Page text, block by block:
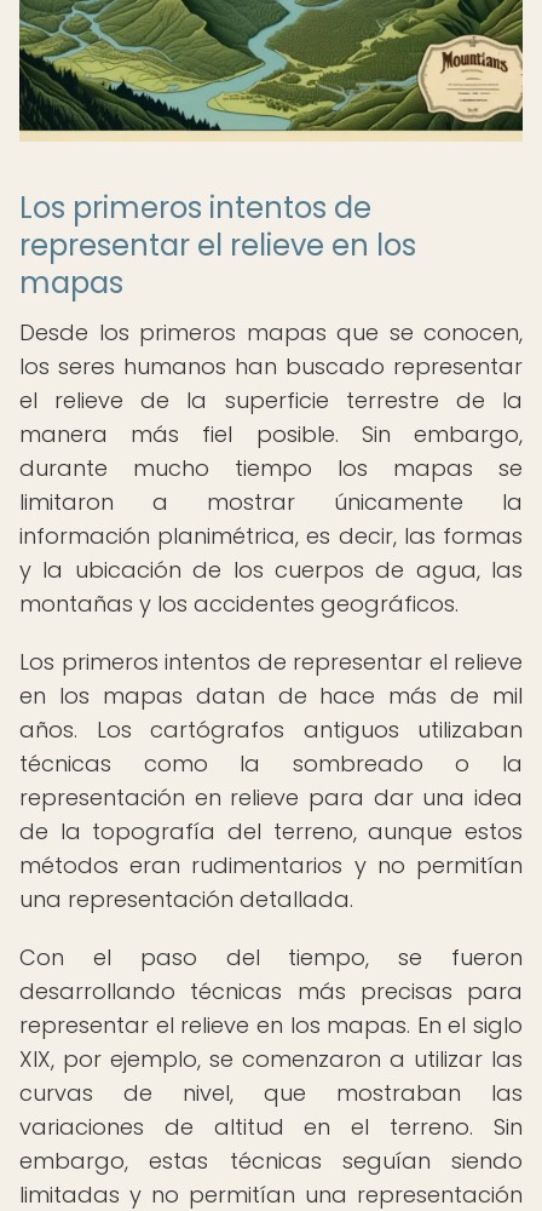
Los primeros intentos de
representar el relieve en los
mapas
Desde los primeros mapas que se conocen,
los seres humanos han buscado representar
el relieve de la superficie terrestre de la
manera más fiel posible. Sin embargo,
durante mucho tiempo los mapas se
limitaron a mostrar únicamente la
información planimétrica, es decir, las formas
y la ubicación de los cuerpos de agua, las
montañas y los accidentes geográficos.
Los primeros intentos de representar el relieve
en los mapas datan de hace más de mil
años. Los cartógrafos antiguos utilizaban
técnicas como la sombreado o la
representación en relieve para dar una idea
de la topografía del terreno, aunque estos
métodos eran rudimentarios y no permitían
una representación detallada.
Con el paso del tiempo, se fueron
desarrollando técnicas más precisas para
representar el relieve en los mapas. En el siglo
XIX, por ejemplo, se comenzaron a utilizar las
curvas de nivel, que mostraban las
variaciones de altitud en el terreno. Sin
embargo, estas técnicas seguían siendo
limitadas y no permitían una representación